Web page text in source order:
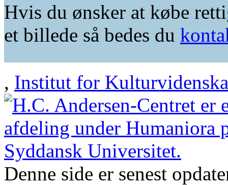
Hvis du ønsker at købe
et billede så bedes du
, Institut for
Denne side er senest